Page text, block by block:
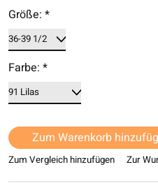
Größe: *
Farbe: *
Zum Warenkorb
Zum Vergleich hinzufügen Zur